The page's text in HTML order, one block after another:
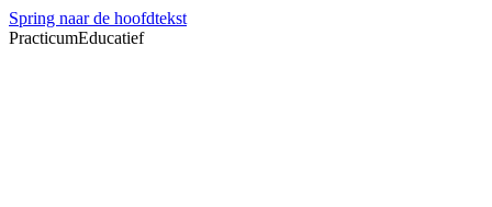
Spring naar de hoofdtekst
PracticumEducatief